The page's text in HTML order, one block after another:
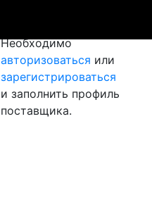
Необходимо
авторизоваться или
зарегистрироваться
и заполнить профиль
поставщика.